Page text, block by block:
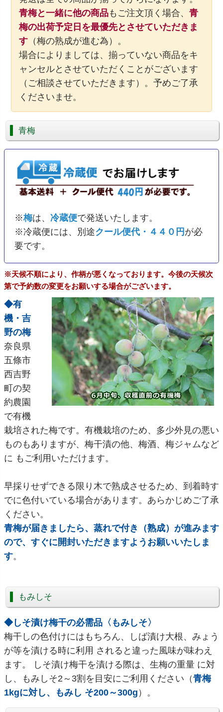
青梅と一緒に他の商品もご注文頂く場合、 青
梅の出荷予定日を最優先とさせていただきま
す （梅の熟成が進む為）。
場合によりましては、揃っていない商品をキ
ャンセルとさせていただくことがございます
（ご相談させていただきます）。予めご了承
くださいませ。
青梅
※梅は、 冷蔵便で発送いたします。
※冷蔵便には、別途クール便代・ ４４０円 が必
要です。
※天候不順により、作柄が悪くなっております。今後の天候次
第で予約数の変更をお願いする場合がございます。
◆有
機・吉
野の梅
奈良県
五條市
西吉野
町の契
約農園
で有機
栽培された梅です。有機栽培のため、多少外見の悪い
ものもありますが、梅干漬の他、梅酒、梅ジャムなど
に もご利用いただけます。
早採りせずできる限り木で熟成させるため、到着時す
でに色付いている場合があります。あらかじめご了承
ください。
青梅が届きましたら、蒸れで付き（熟成）が進みます
ので、すぐに開封いただきますようお願いいたしま
す。
もみしそ
◆しそ漬け梅干の必需品〈もみしそ〉
梅干しの色付けにはもちろん、しば漬け大根、みょう
が等を漬ける時に利用 されると違った風味が味わえ
ます。 しそ漬け梅干を漬ける際は、生梅の重量 に対
し、もみしそ2～3割を目安にご利用ください（青梅
1kgに対し、もみし そ200～300g ）。